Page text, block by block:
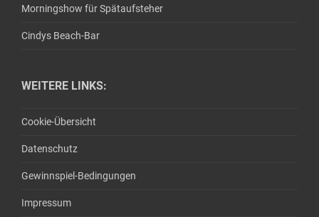
Morningshow für Spätaufsteher
Cindys Beach-Bar
WEITERE LINKS:
Cookie-Übersicht
Datenschutz
Gewinnspiel-Bedingungen
Impressum